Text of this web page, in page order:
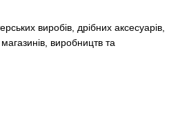
виробів, дрібних аксесуарів,
виробництв та